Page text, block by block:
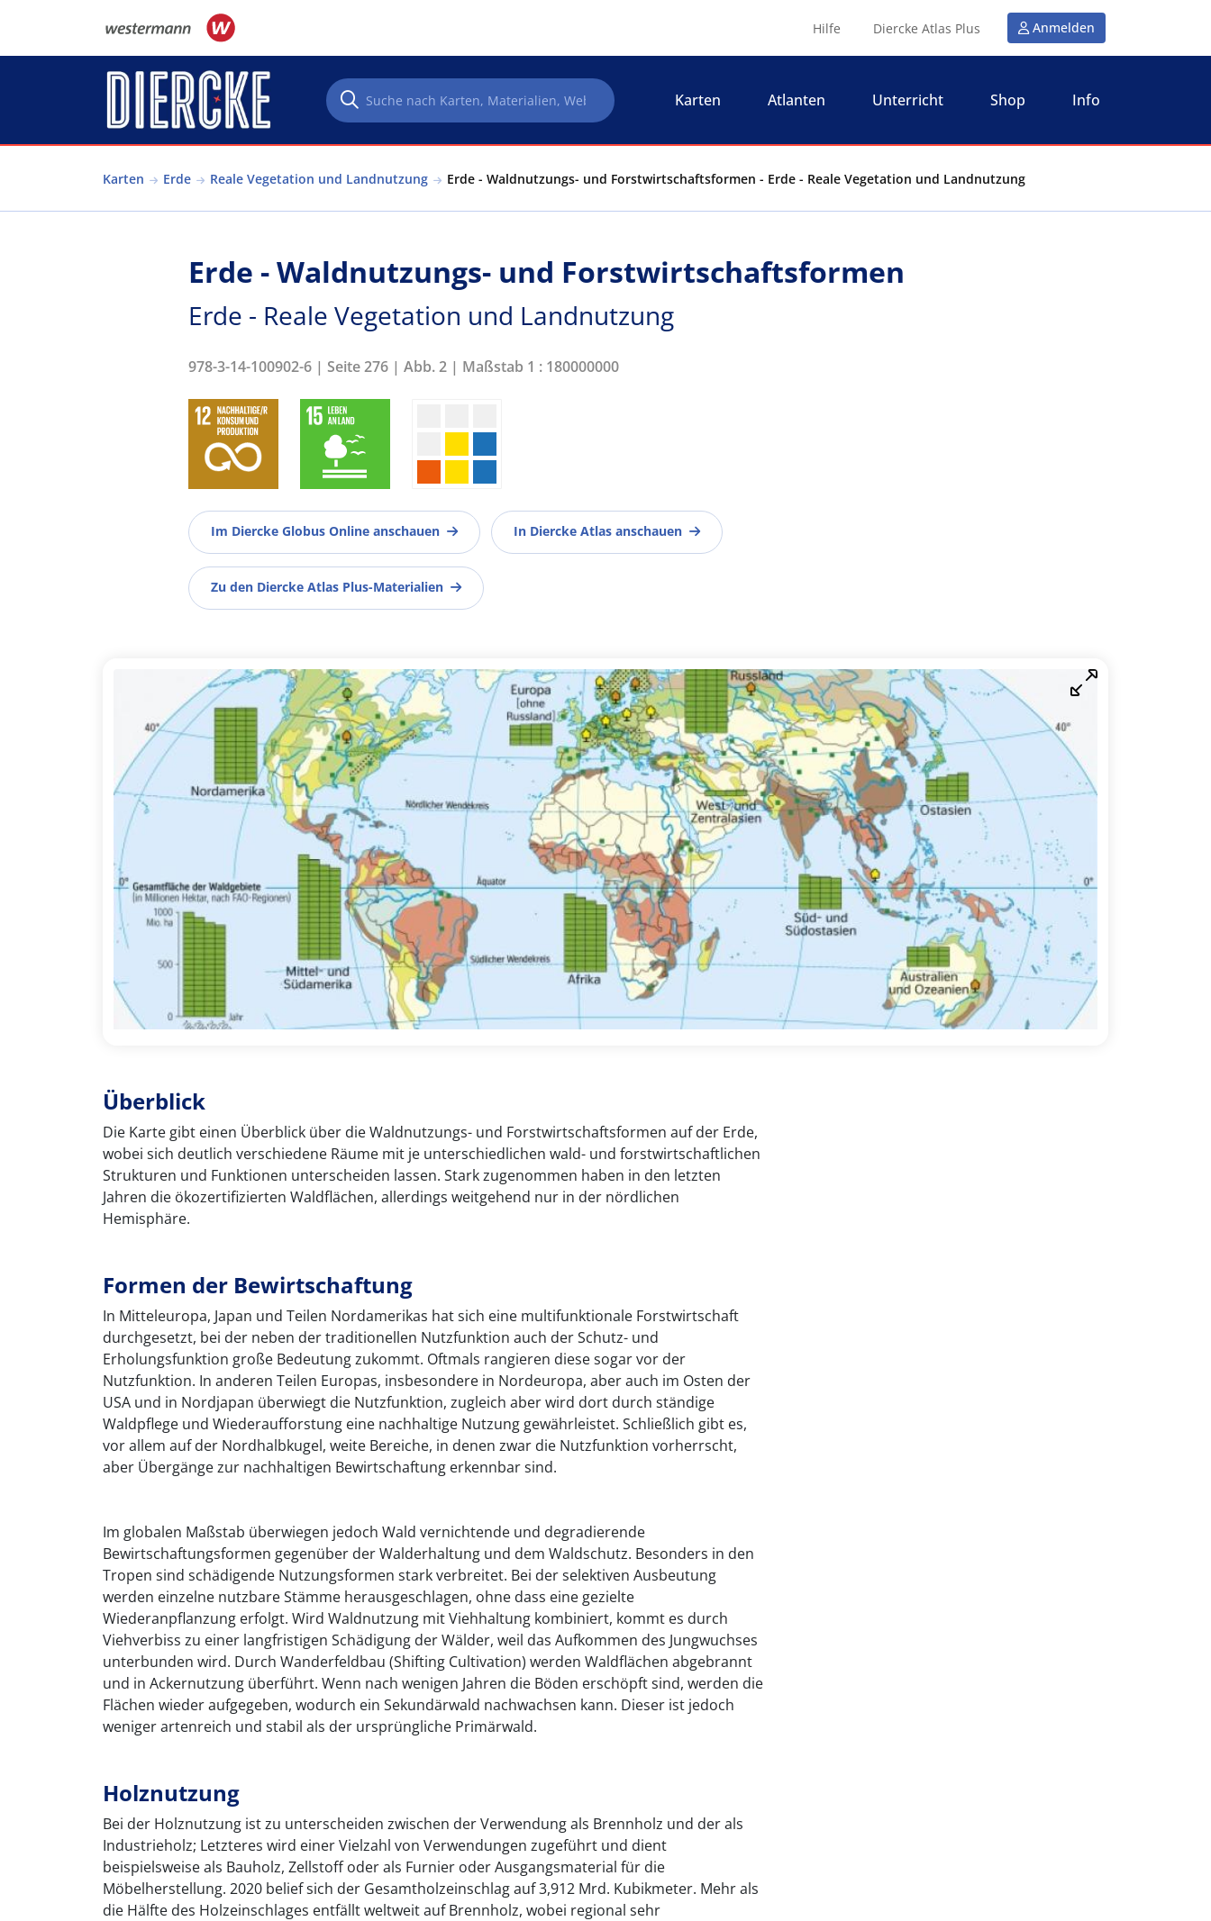
Hilfe Diercke Atlas Plus Anmelden
Karten Atlanten Unterricht Shop Info
Karten Erde Reale Vegetation und Landnutzung Erde - Waldnutzungs- und Forstwirtschaftsformen - Erde - Reale Vegetation und Landnutzung
Erde - Waldnutzungs- und Forstwirtschaftsformen
Erde - Reale Vegetation und Landnutzung
978-3-14-100902-6 | Seite 276 | Abb. 2 | Maßstab 1 : 180000000
Im Diercke Globus Online anschauen In Diercke Atlas anschauen
Zu den Diercke Atlas Plus-Materialien
Überblick
Die Karte gibt einen Überblick über die Waldnutzungs- und Forstwirtschaftsformen auf der Erde,
wobei sich deutlich verschiedene Räume mit je unterschiedlichen wald- und forstwirtschaftlichen
Strukturen und Funktionen unterscheiden lassen. Stark zugenommen haben in den letzten
Jahren die ökozertifizierten Waldflächen, allerdings weitgehend nur in der nördlichen
Hemisphäre.
Formen der Bewirtschaftung
In Mitteleuropa, Japan und Teilen Nordamerikas hat sich eine multifunktionale Forstwirtschaft
durchgesetzt, bei der neben der traditionellen Nutzfunktion auch der Schutz- und
Erholungsfunktion große Bedeutung zukommt. Oftmals rangieren diese sogar vor der
Nutzfunktion. In anderen Teilen Europas, insbesondere in Nordeuropa, aber auch im Osten der
USA und in Nordjapan überwiegt die Nutzfunktion, zugleich aber wird dort durch ständige
Waldpflege und Wiederaufforstung eine nachhaltige Nutzung gewährleistet. Schließlich gibt es,
vor allem auf der Nordhalbkugel, weite Bereiche, in denen zwar die Nutzfunktion vorherrscht,
aber Übergänge zur nachhaltigen Bewirtschaftung erkennbar sind.
Im globalen Maßstab überwiegen jedoch Wald vernichtende und degradierende
Bewirtschaftungsformen gegenüber der Walderhaltung und dem Waldschutz. Besonders in den
Tropen sind schädigende Nutzungsformen stark verbreitet. Bei der selektiven Ausbeutung
werden einzelne nutzbare Stämme herausgeschlagen, ohne dass eine gezielte
Wiederanpflanzung erfolgt. Wird Waldnutzung mit Viehhaltung kombiniert, kommt es durch
Viehverbiss zu einer langfristigen Schädigung der Wälder, weil das Aufkommen des Jungwuchses
unterbunden wird. Durch Wanderfeldbau (Shifting Cultivation) werden Waldflächen abgebrannt
und in Ackernutzung überführt. Wenn nach wenigen Jahren die Böden erschöpft sind, werden die
Flächen wieder aufgegeben, wodurch ein Sekundärwald nachwachsen kann. Dieser ist jedoch
weniger artenreich und stabil als der ursprüngliche Primärwald.
Holznutzung
Bei der Holznutzung ist zu unterscheiden zwischen der Verwendung als Brennholz und der als
Industrieholz; Letzteres wird einer Vielzahl von Verwendungen zugeführt und dient
beispielsweise als Bauholz, Zellstoff oder als Furnier oder Ausgangsmaterial für die
Möbelherstellung. 2020 belief sich der Gesamtholzeinschlag auf 3,912 Mrd. Kubikmeter. Mehr als
die Hälfte des Holzeinschlages entfällt weltweit auf Brennholz, wobei regional sehr